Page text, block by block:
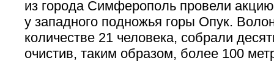
из города Симферополь провели
у западного подножья горы Опук.
количестве 21 человека, собрали
очистив, таким образом, более 100